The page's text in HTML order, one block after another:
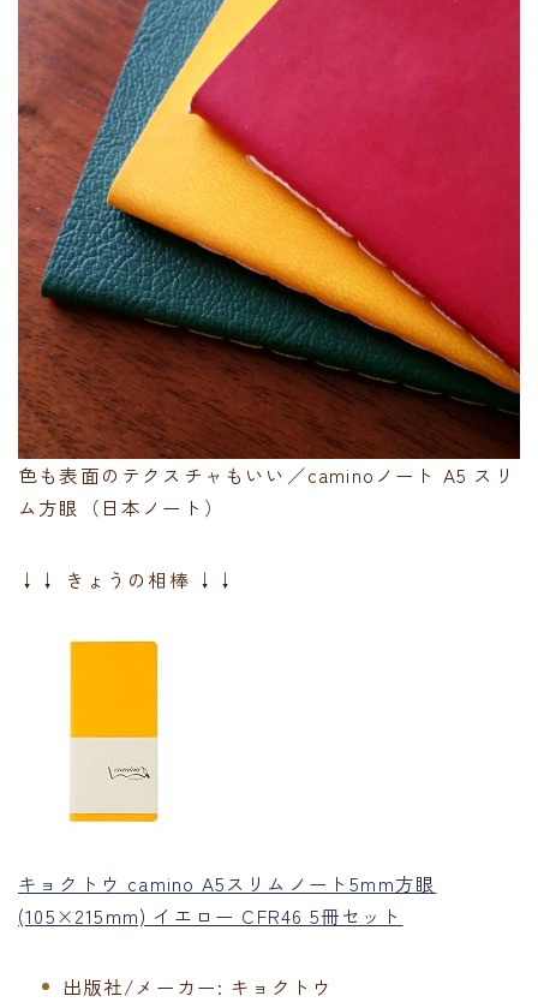
色も表面のテクスチャもいい／caminoノート A5 スリ
ム方眼（日本ノート）
↓↓ きょうの相棒 ↓↓
キョクトウ camino A5スリムノート5mm方眼
(105×215mm) イエロー CFR46 5冊セット
出版社/メーカー: キョクトウ